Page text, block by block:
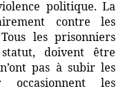
politique. La
contre les
les prisonniers
doivent être
pas à subir les
les